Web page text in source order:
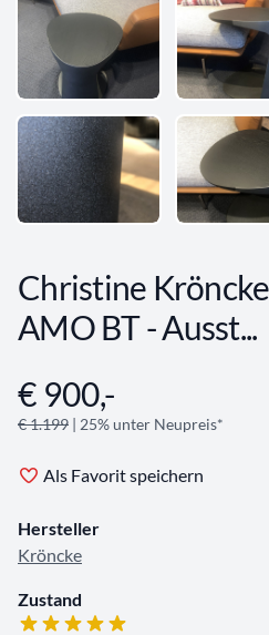
Christine
AMO BT - Ausst...
Angebotsinformationen
€ 900,-
€ 1.199 | 25% unter Neupreis*
Als Favorit speichern
Hersteller
Kröncke
Zustand